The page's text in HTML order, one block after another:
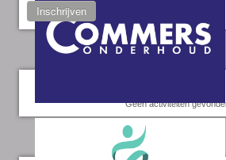
Inschrijven
Geen activiteiten